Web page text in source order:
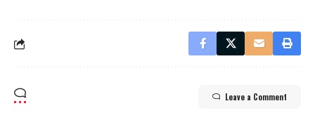
Leave a Comment